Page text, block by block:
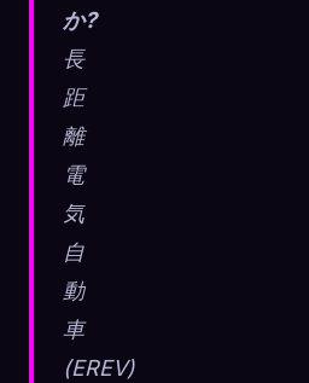
か?
長
距
離
電
気
自
動
車
(EREV)